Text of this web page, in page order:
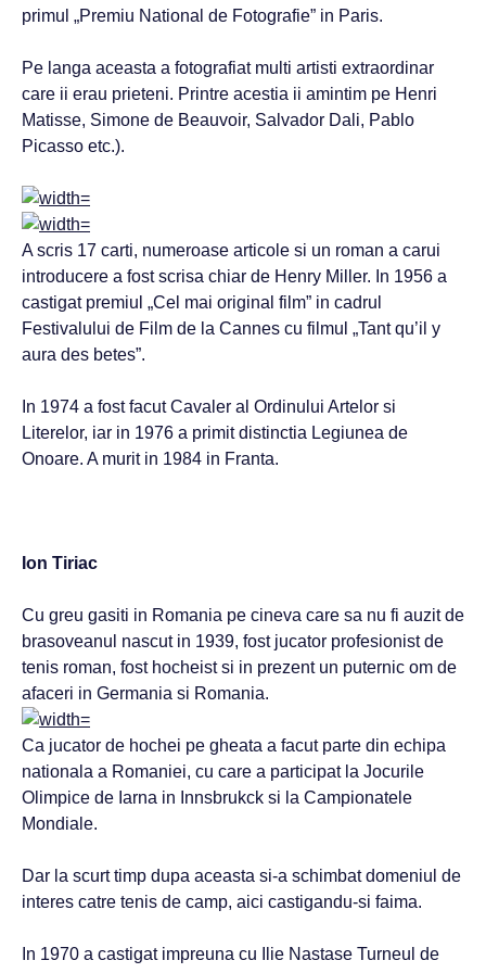
primul „Premiu National de Fotografie” in Paris.
Pe langa aceasta a fotografiat multi artisti extraordinar
care ii erau prieteni. Printre acestia ii amintim pe Henri
Matisse, Simone de Beauvoir, Salvador Dali, Pablo
Picasso etc.).
A scris 17 carti, numeroase articole si un roman a carui
introducere a fost scrisa chiar de Henry Miller. In 1956 a
castigat premiul „Cel mai original film” in cadrul
Festivalului de Film de la Cannes cu filmul „Tant qu’il y
aura des betes”.
In 1974 a fost facut Cavaler al Ordinului Artelor si
Literelor, iar in 1976 a primit distinctia Legiunea de
Onoare. A murit in 1984 in Franta.
Ion Tiriac
Cu greu gasiti in Romania pe cineva care sa nu fi auzit de
brasoveanul nascut in 1939, fost jucator profesionist de
tenis roman, fost hocheist si in prezent un puternic om de
afaceri in Germania si Romania.
Ca jucator de hochei pe gheata a facut parte din echipa
nationala a Romaniei, cu care a participat la Jocurile
Olimpice de Iarna in Innsbrukck si la Campionatele
Mondiale.
Dar la scurt timp dupa aceasta si-a schimbat domeniul de
interes catre tenis de camp, aici castigandu-si faima.
In 1970 a castigat impreuna cu Ilie Nastase Turneul de